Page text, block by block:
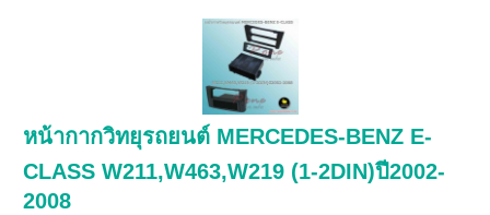
หน้ากากวิทยุรถยนต์ MERCEDES-BENZ E-
CLASS W211,W463,W219 (1-2DIN)ปี2002-
2008